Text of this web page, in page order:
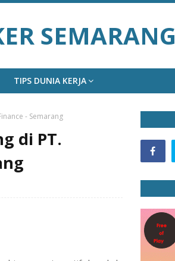
SEMARANG
TIPS DUNIA KERJA
- Semarang
di PT.